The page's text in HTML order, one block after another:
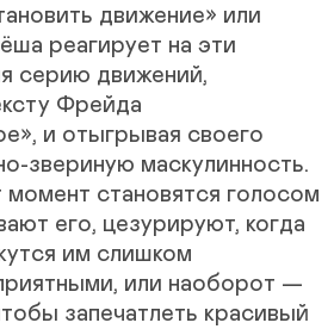
движение» или
реагирует на эти
серию движений,
Фрейда
и отыгрывая своего
звериную маскулинность.
момент становятся голосом
его, цезурируют, когда
им слишком
или наоборот —
запечатлеть красивый